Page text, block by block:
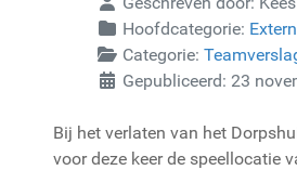
Hoofdcategorie:
Categorie:
Gepubliceerd: 23
Bij het verlaten van het
voor deze keer de speellocatie